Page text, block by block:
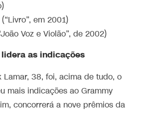
em 2001)
Voz e Violão”, de 2002)
as indicações
Lamar, 38, foi, acima de tudo, o
mais indicações ao Grammy
concorrerá a nove prêmios da